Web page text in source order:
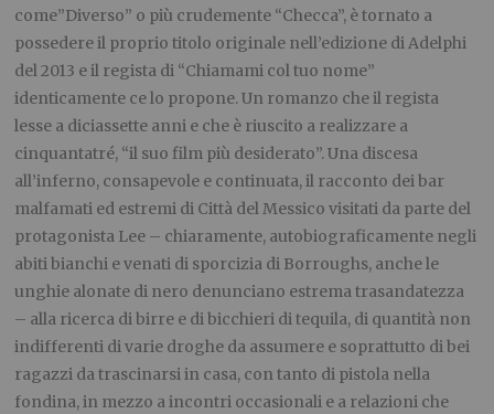
come”Diverso” o più crudemente “Checca”, è tornato a
possedere il proprio titolo originale nell’edizione di Adelphi
del 2013 e il regista di “Chiamami col tuo nome”
identicamente ce lo propone. Un romanzo che il regista
lesse a diciassette anni e che è riuscito a realizzare a
cinquantatré, “il suo film più desiderato”. Una discesa
all’inferno, consapevole e continuata, il racconto dei bar
malfamati ed estremi di Città del Messico visitati da parte del
protagonista Lee – chiaramente, autobiograficamente negli
abiti bianchi e venati di sporcizia di Borroughs, anche le
unghie alonate di nero denunciano estrema trasandatezza
– alla ricerca di birre e di bicchieri di tequila, di quantità non
indifferenti di varie droghe da assumere e soprattutto di bei
ragazzi da trascinarsi in casa, con tanto di pistola nella
fondina, in mezzo a incontri occasionali e a relazioni che